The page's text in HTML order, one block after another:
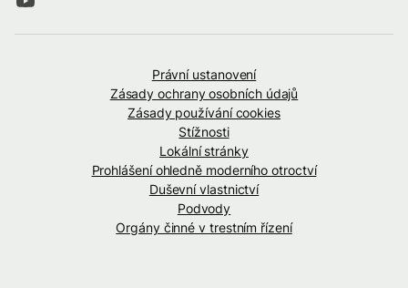
Právní ustanovení
Zásady ochrany osobních údajů
Zásady používání cookies
Stížnosti
Lokální stránky
Prohlášení ohledně moderního otroctví
Duševní vlastnictví
Podvody
Orgány činné v trestním řízení